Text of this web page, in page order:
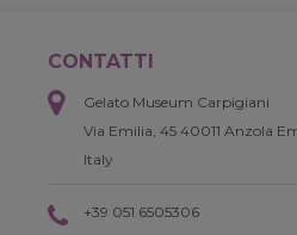
CONTATTI
Gelato Museum Carpigiani
Via Emilia, 45 40011 Anzola
Italy
+39 051 6505306